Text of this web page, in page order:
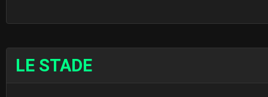
LE STADE